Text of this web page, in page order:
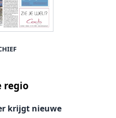
regio
krijgt nieuwe